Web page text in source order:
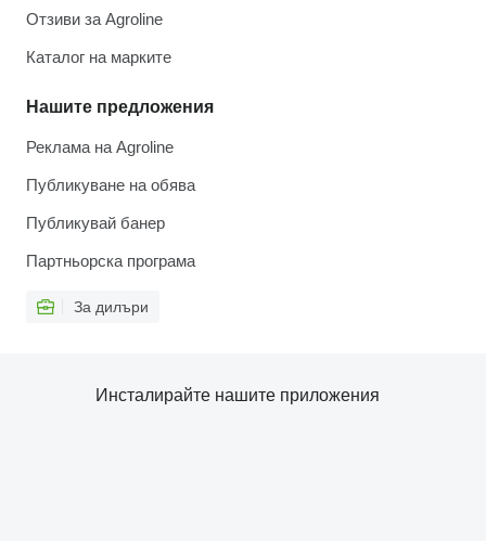
Отзиви за Agroline
Каталог на марките
Нашите предложения
Реклама на Agroline
Публикуване на обява
Публикувай банер
Партньорска програма
За дилъри
Инсталирайте нашите приложения